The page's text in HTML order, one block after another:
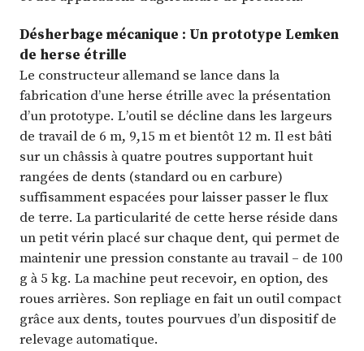
Désherbage mécanique : Un prototype Lemken
de herse étrille
Le constructeur allemand se lance dans la
fabrication d’une herse étrille avec la présentation
d’un prototype. L’outil se décline dans les largeurs
de travail de 6 m, 9,15 m et bientôt 12 m. Il est bâti
sur un châssis à quatre poutres supportant huit
rangées de dents (standard ou en carbure)
suffisamment espacées pour laisser passer le flux
de terre. La particularité de cette herse réside dans
un petit vérin placé sur chaque dent, qui permet de
maintenir une pression constante au travail – de 100
g à 5 kg. La machine peut recevoir, en option, des
roues arrières. Son repliage en fait un outil compact
grâce aux dents, toutes pourvues d’un dispositif de
relevage automatique.